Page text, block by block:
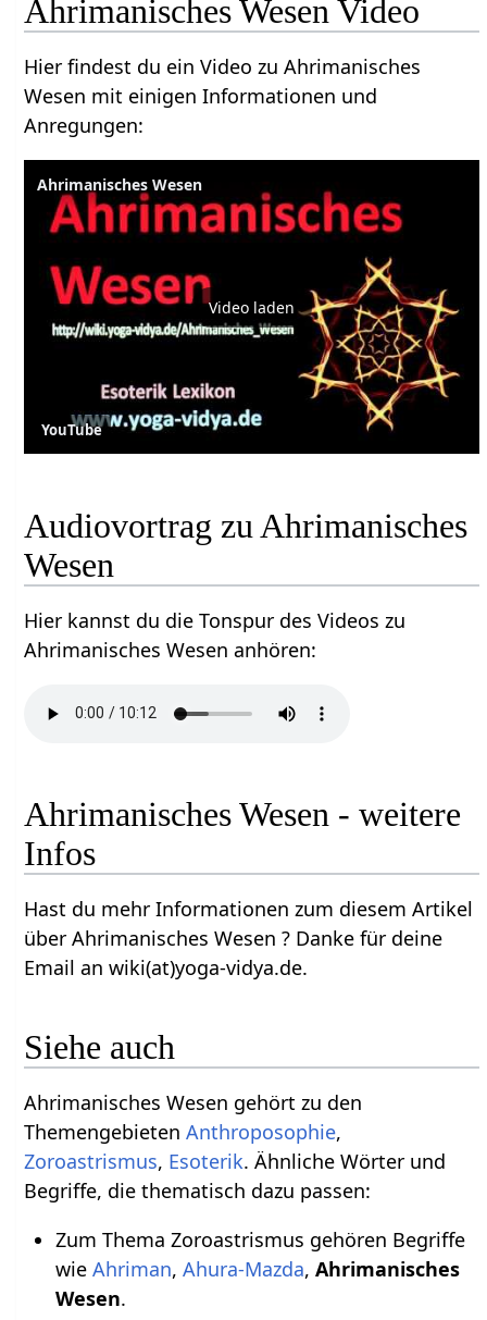
Ahrimanisches Wesen Video
Hier findest du ein Video zu Ahrimanisches
Wesen mit einigen Informationen und
Anregungen:
Ahrimanisches Wesen
Video laden
YouTube
Audiovortrag zu Ahrimanisches
Wesen
Hier kannst du die Tonspur des Videos zu
Ahrimanisches Wesen anhören:
Ahrimanisches Wesen - weitere
Infos
Hast du mehr Informationen zum diesem Artikel
über Ahrimanisches Wesen ? Danke für deine
Email an wiki(at)yoga-vidya.de.
Siehe auch
Ahrimanisches Wesen gehört zu den
ThemengebietenAnthroposophie,
Zoroastrismus, Esoterik. Ähnliche Wörter und
Begriffe, die thematisch dazu passen:
Zum Thema Zoroastrismus gehören Begriffe
wie Ahriman, Ahura-Mazda, Ahrimanisches
Wesen.